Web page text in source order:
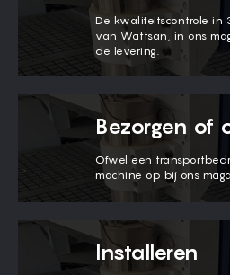
De kwaliteitscontrole in
van Wattsan, in ons
de levering.
Bezorgen of
Ofwel een
machine op bij ons
Installeren